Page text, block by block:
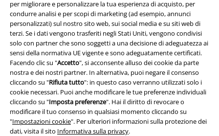
per migliorare e personalizzare la tua esperienza di acquisto, per
condurre analisi e per scopi di marketing (ad esempio, annunci
personalizzati) sul nostro sito web, sui social media e su siti web di
terzi. Se i dati vengono trasferiti negli Stati Uniti, vengono condivisi
solo con partner che sono soggetti a una decisione di adeguatezza ai
sensi della normativa UE vigente e sono adeguatamente certificati.
Facendo clic su "Accetto", si acconsente alluso dei cookie da parte
nostra e dei nostri partner. In alternativa, puoi negare il consenso
cliccando su "Rifiuta tutto": in questo caso verranno utilizzati solo i
cookie necessari. Puoi anche modificare le tue preferenze individuali
cliccando su "Imposta preferenze". Hai il diritto di revocare o
modificare il tuo consenso in qualsiasi momento cliccando su
"Impostazioni cookie". Per ulteriori informazioni sulla protezione dei
dati, visita il sito Informativa sulla privacy.
Info legali
Termini & Condizioni
Redazione
Legge sulla Privacy
Smaltimento rifiuti e protezione dell’ambiente
Dichiarazione di Conformità